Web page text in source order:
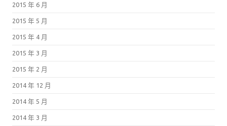
2015 年 6 月
2015 年 5 月
2015 年 4 月
2015 年 3 月
2015 年 2 月
2014 年 12 月
2014 年 5 月
2014 年 3 月